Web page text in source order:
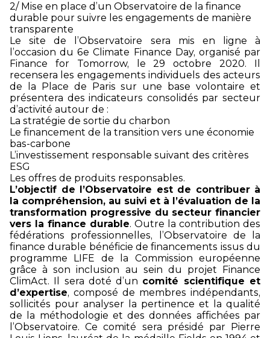
2/ Mise en place d’un Observatoire de la finance
durable pour suivre les engagements de manière
transparente
Le site de l’Observatoire sera mis en ligne à
l’occasion du 6e Climate Finance Day, organisé par
Finance for Tomorrow, le 29 octobre 2020. Il
recensera les engagements individuels des acteurs
de la Place de Paris sur une base volontaire et
présentera des indicateurs consolidés par secteur
d’activité autour de :
La stratégie de sortie du charbon
Le financement de la transition vers une économie
bas-carbone
L’investissement responsable suivant des critères
ESG
Les offres de produits responsables.
L’objectif de l’Observatoire est de contribuer à
la compréhension, au suivi et à l’évaluation de la
transformation progressive du secteur financier
vers la finance durable. Outre la contribution des
fédérations professionnelles, l’Observatoire de la
finance durable bénéficie de financements issus du
programme LIFE de la Commission européenne
grâce à son inclusion au sein du projet Finance
ClimAct. Il sera doté d’un comité scientifique et
d’expertise, composé de membres indépendants,
sollicités pour analyser la pertinence et la qualité
de la méthodologie et des données affichées par
l’Observatoire. Ce comité sera présidé par Pierre